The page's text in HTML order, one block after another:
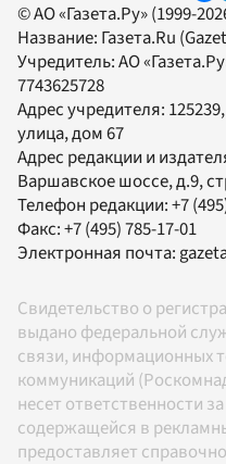
© АО «Газета.Ру» (1999-
Название: Газета.Ru
Учредитель:АО
7743625728
Адрес учредителя:
улица, дом 67
Адрес редакции и
Варшавское шоссе, д.9,
Телефон редакции:+7
Факс:+7 (495) 785-17-01
Электронная почта:
Свидетельство о
выдано федеральной
связи, информационных
коммуникаций
несет ответственности
содержащейся в
предоставляет